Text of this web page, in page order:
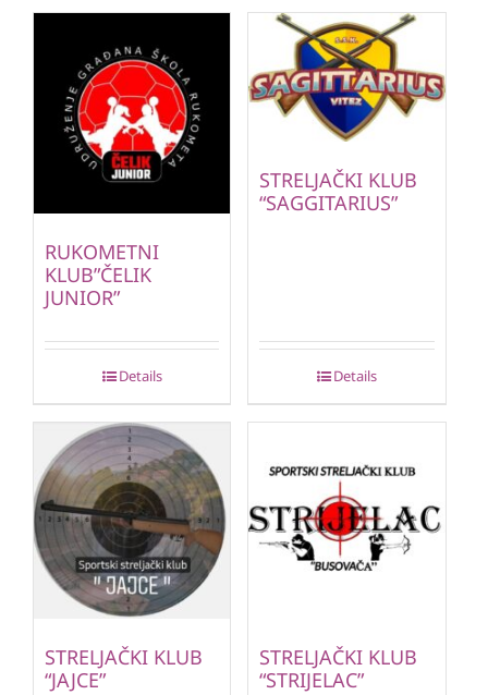
RUKOMETNI
KLUB”ČELIK
JUNIOR”
Details
STRELJAČKI KLUB
“SAGGITARIUS”
Details
STRELJAČKI KLUB
“JAJCE”
STRELJAČKI KLUB
“STRIJELAC”